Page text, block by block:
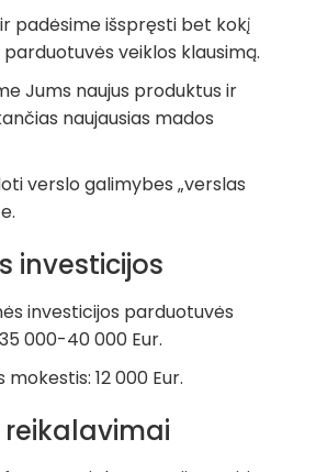
padėsime išspręsti bet kokį
parduotuvės veiklos klausimą.
Jums naujus produktus ir
naujausias mados
verslo galimybes „verslas
investicijos
investicijos parduotuvės
000-40 000 Eur.
12 000 Eur.